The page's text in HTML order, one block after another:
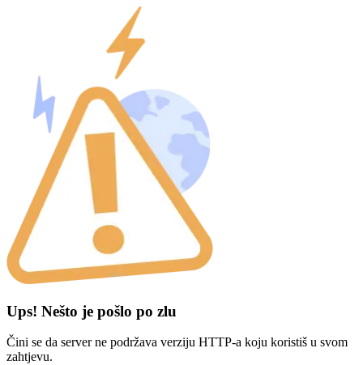
Ups! Nešto je pošlo po zlu
Čini se da server ne podržava verziju HTTP-a koju koristiš u svom
zahtjevu.